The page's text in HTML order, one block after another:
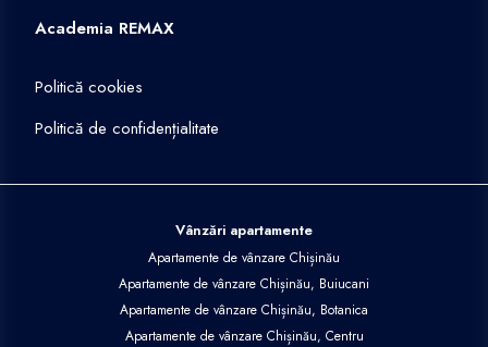
Academia REMAX
Politică cookies
Politică de confidențialitate
Vânzări apartamente
Apartamente de vânzare Chișinău
Apartamente de vânzare Chișinău, Buiucani
Apartamente de vânzare Chișinău, Botanica
Apartamente de vânzare Chișinău, Centru